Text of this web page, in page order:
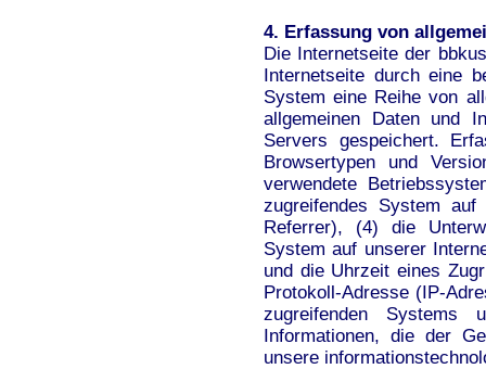
4. Erfassung von
Die Internetseite der
Internetseite durch eine
System eine Reihe von
allgemeinen Daten und
Servers gespeichert.
Browsertypen und
verwendete
zugreifendes System auf
Referrer), (4) die
System auf unserer
und die Uhrzeit eines
Protokoll-Adresse (IP-
zugreifenden
Informationen, die der
unsere